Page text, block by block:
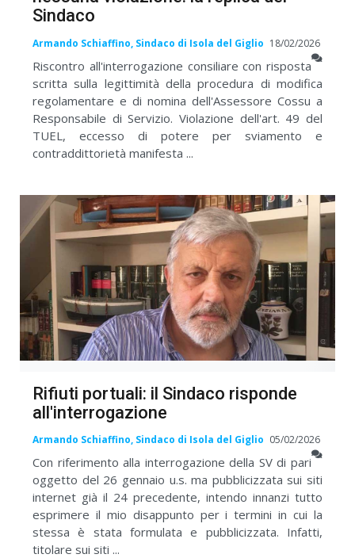
Sindaco
Armando Schiaffino, Sindaco di Isola del Giglio 18/02/2026
Riscontro all'interrogazione consiliare con risposta
scritta sulla legittimità della procedura di modifica
regolamentare e di nomina dell'Assessore Cossu a
Responsabile di Servizio. Violazione dell'art. 49 del
TUEL, eccesso di potere per sviamento e
contraddittorietà manifesta ...
Rifiuti portuali: il Sindaco risponde
all'interrogazione
Armando Schiaffino, Sindaco di Isola del Giglio 05/02/2026
Con riferimento alla interrogazione della SV di pari
oggetto del 26 gennaio u.s. ma pubblicizzata sui siti
internet già il 24 precedente, intendo innanzi tutto
esprimere il mio disappunto per i termini in cui la
stessa è stata formulata e pubblicizzata. Infatti,
titolare sui siti ...